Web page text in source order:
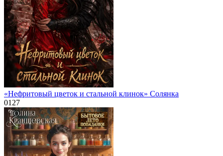
«Нефритовый цветок и стальной клинок» Солянка
0127